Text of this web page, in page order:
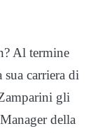
Al termine
carriera di
gli
della